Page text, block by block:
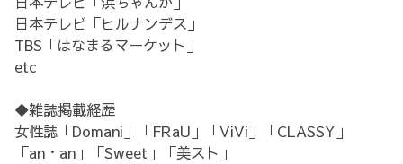
日本テレビ「ヒルナンデス」
TBS「はなまるマーケット」
etc
◆雑誌掲載経歴
女性誌「Domani」「FRaU」「ViVi」「CLASSY」
「an・an」「Sweet」「美スト」